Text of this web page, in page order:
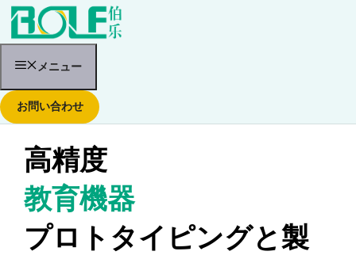
ス
キ
ッ
メニュー
お問い合わせ
高精度
教育機器
プロトタイピングと製